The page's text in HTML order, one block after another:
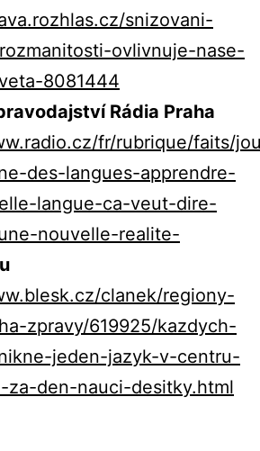
snizovani-
ovlivnuje-nase-
8081444
Rádia Praha
fr/rubrique/faits/
des-langues-apprendre-
langue-ca-veut-dire-
nouvelle-realite-
clanek/regiony-
zpravy/619925/kazdych-
jeden-jazyk-v-centru-
za-den-nauci-desitky.html